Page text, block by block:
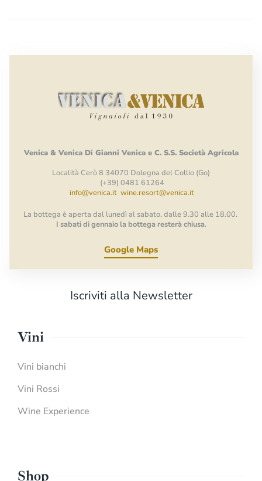
Venica & Venica Di Gianni Venica e C. S.S. Società Agricola
Località Cerò 8 34070 Dolegna del Collio (Go)
(+39) 0481 61264
info@venica.it wine.resort@venica.it
La bottega è aperta dal lunedì al sabato, dalle 9.30 alle 18.00.
I sabati di gennaio la bottega resterà chiusa.
Google Maps
Iscriviti alla Newsletter
Vini
Vini bianchi
Vini Rossi
Wine Experience
Shop